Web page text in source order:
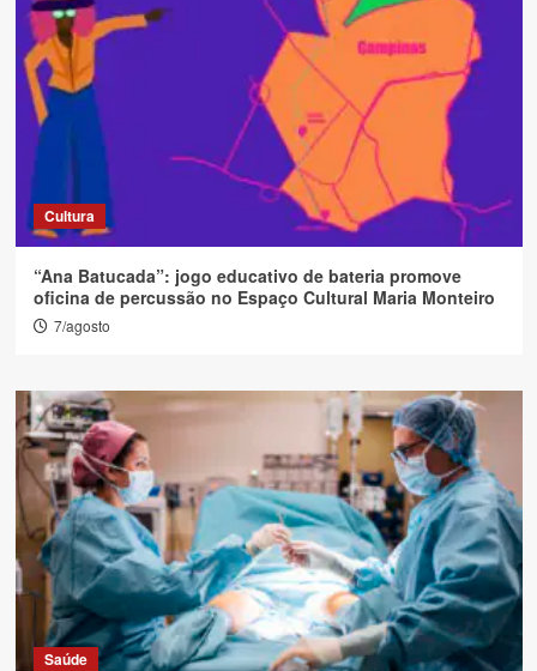
Cultura
“Ana Batucada”: jogo educativo de bateria promove
oficina de percussão no Espaço Cultural Maria Monteiro
7/agosto
Saúde